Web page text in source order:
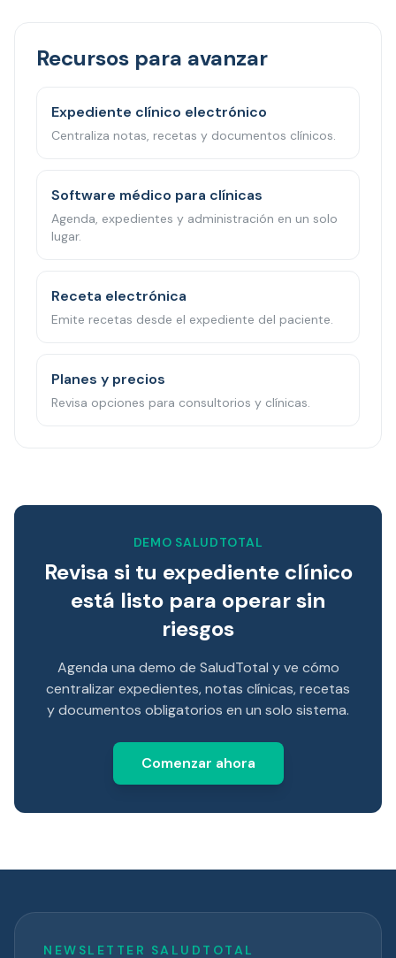
Recursos para avanzar
Expediente clínico electrónico
Centraliza notas, recetas y documentos clínicos.
Software médico para clínicas
Agenda, expedientes y administración en un solo
lugar.
Receta electrónica
Emite recetas desde el expediente del paciente.
Planes y precios
Revisa opciones para consultorios y clínicas.
DEMO SALUDTOTAL
Revisa si tu expediente clínico
está listo para operar sin
riesgos
Agenda una demo de SaludTotal y ve cómo
centralizar expedientes, notas clínicas, recetas
y documentos obligatorios en un solo sistema.
Comenzar ahora
NEWSLETTER SALUDTOTAL